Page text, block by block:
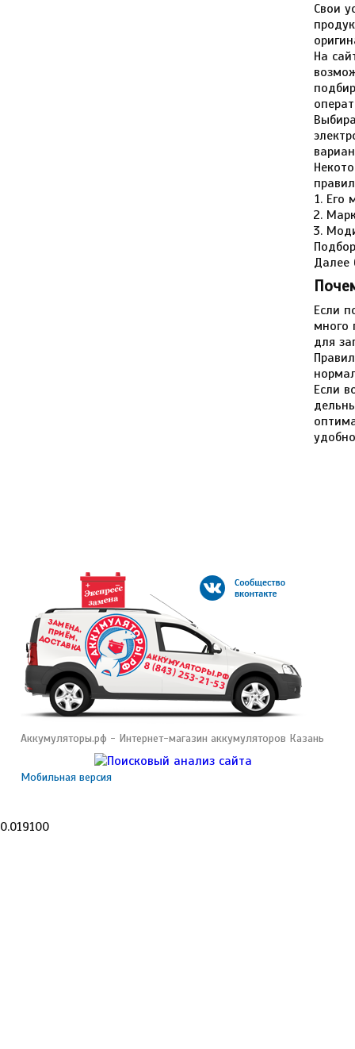
Свои
На
Его
Далее
Если
много
для
Если
Аккумуляторы.рф - Интернет-магазин аккумуляторов Казань
Мобильная версия
0.019100